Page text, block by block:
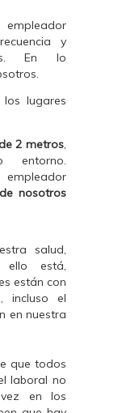
y
En lo
lugares
2 metros,
entorno.
nosotros
salud,
ello está,
están con
incluso el
en nuestra
que todos
laboral no
en los